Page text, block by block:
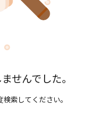
せんでした。
索してください。